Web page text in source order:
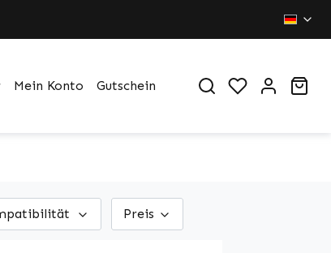
Mein Konto Gutschein Du hast 0
Preis